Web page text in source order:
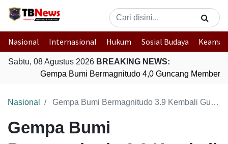
Nasional Internasional Hukum Sosial Budaya
Sabtu, 08 Agustus 2026 BREAKING NEWS:
Gempa Bumi Bermagnitudo 4,0 Guncang
Nasional Gempa Bumi Bermagnitudo 3.9 Kembali Guncang Wilayah Daruba, Maluku Utara
Gempa Bumi